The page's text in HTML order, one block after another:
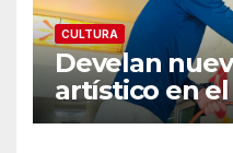
CULTURA
Develan
artístico en
«Dr. Héctor